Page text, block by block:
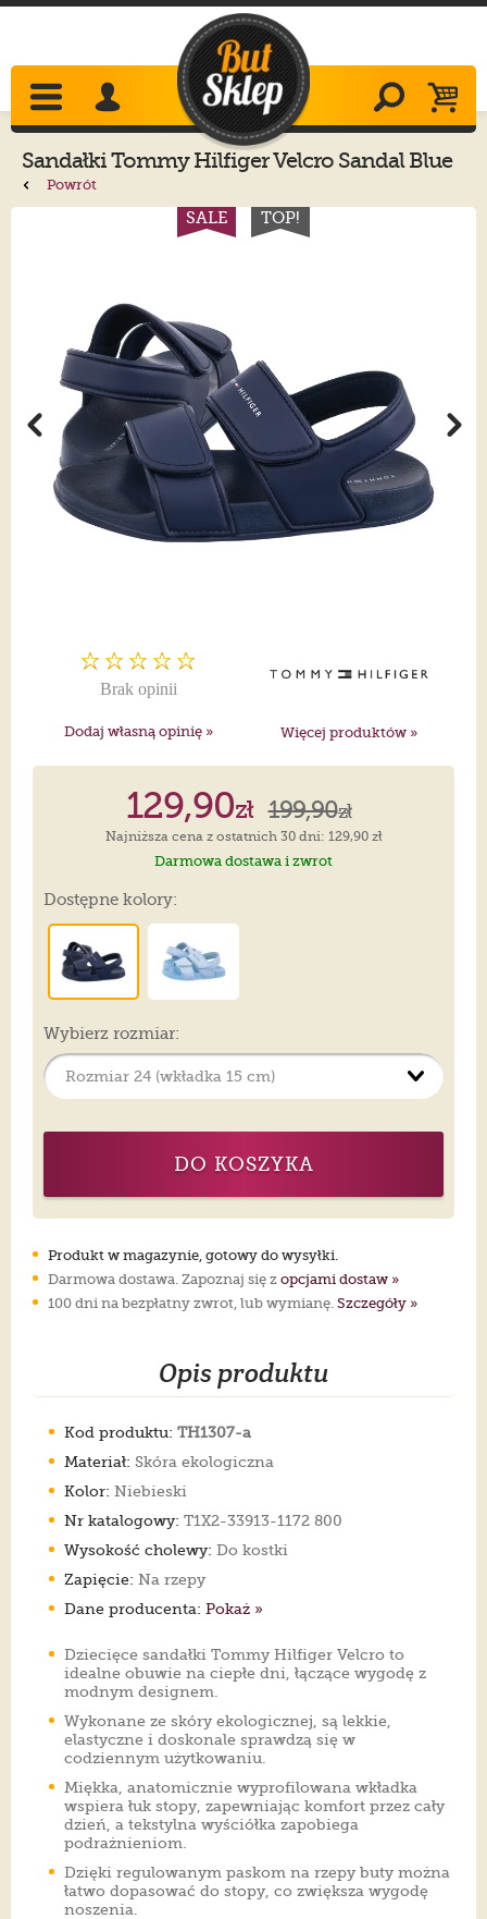
SandałkiTommy HilfigerVelcro Sandal Blue
T1X2-33913-1172 800
Powrót
SALE TOP!
Brak opinii
Dodaj własną opinię » Więcej produktów »
129,90zł 199,90zł
Najniższa cena z ostatnich 30 dni: 129,90 zł
Darmowa dostawa i zwrot
Dostępne kolory:
Wybierz rozmiar:
DO KOSZYKA
Produkt w magazynie, gotowy do wysyłki.
Darmowa dostawa. Zapoznaj się z opcjami dostaw »
100 dni na bezpłatny zwrot, lub wymianę. Szczegóły »
Opis produktu
Kod produktu: TH1307-a
Materiał: Skóra ekologiczna
Kolor: Niebieski
Nr katalogowy: T1X2-33913-1172 800
Wysokość cholewy: Do kostki
Zapięcie: Na rzepy
Dane producenta: Pokaż »
Dziecięce sandałki Tommy Hilfiger Velcro to
idealne obuwie na ciepłe dni, łączące wygodę z
modnym designem.
Wykonane ze skóry ekologicznej, są lekkie,
elastyczne i doskonale sprawdzą się w
codziennym użytkowaniu.
Miękka, anatomicznie wyprofilowana wkładka
wspiera łuk stopy, zapewniając komfort przez cały
dzień, a tekstylna wyściółka zapobiega
podrażnieniom.
Dzięki regulowanym paskom na rzepy buty można
łatwo dopasować do stopy, co zwiększa wygodę
noszenia.